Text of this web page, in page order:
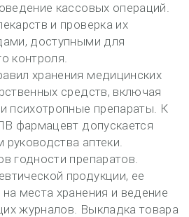
кассовых операций.
и проверка их
доступными для
контроля.
хранения медицинских
средств, включая
психотропные препараты. К
фармацевт допускается
аптеки.
годности препаратов.
продукции, ее
места хранения и ведение
журналов. Выкладка товара